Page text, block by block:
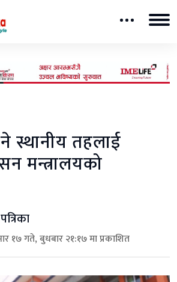
स्थानीय तहलाई
मन्त्रालयको
१७ गते, बुधबार २१:१७ मा प्रकाशित